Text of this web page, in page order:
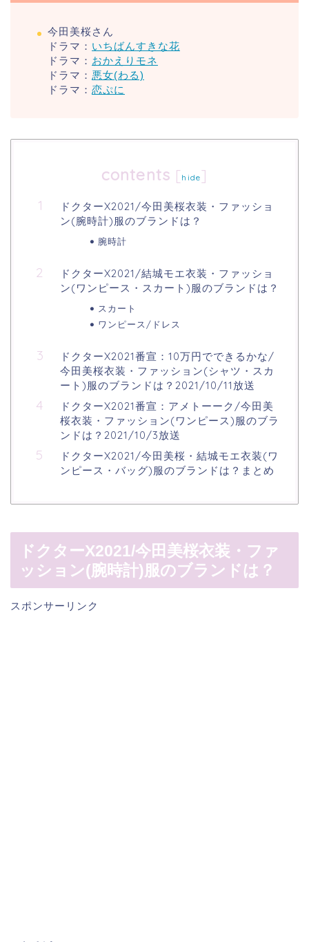
今田美桜さん
ドラマ： いちばんすきな花
ドラマ： おかえりモネ
ドラマ： 悪女(わる)
ドラマ： 恋ぷに
contents [ hide]
ドクターX2021/今田美桜衣装・ファッショ
ン(腕時計)服のブランドは？
腕時計
ドクターX2021/結城モエ衣装・ファッショ
ン(ワンピース・スカート)服のブランドは？
スカート
ワンピース/ドレス
ドクターX2021番宣：10万円でできるかな/
今田美桜衣装・ファッション(シャツ・スカ
ート)服のブランドは？2021/10/11放送
ドクターX2021番宣：アメトーーク/今田美
桜衣装・ファッション(ワンピース)服のブラ
ンドは？2021/10/3放送
ドクターX2021/今田美桜・結城モエ衣装(ワ
ンピース・バッグ)服のブランドは？まとめ
ドクターX2021/今田美桜衣装・ファ
ッション(腕時計)服のブランドは？
スポンサーリンク